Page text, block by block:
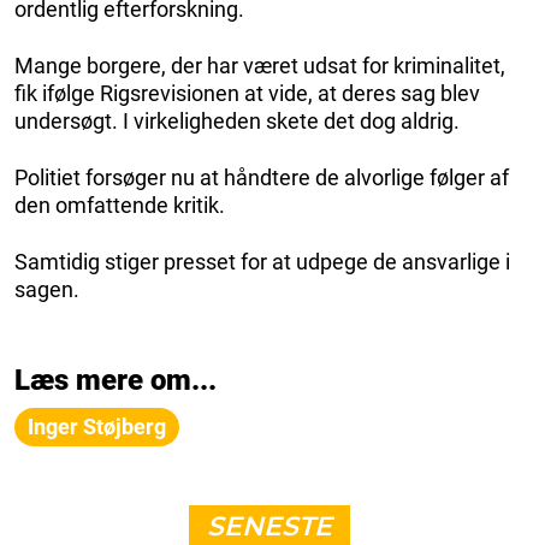
ordentlig efterforskning.
Mange borgere, der har været udsat for kriminalitet,
fik ifølge Rigsrevisionen at vide, at deres sag blev
undersøgt. I virkeligheden skete det dog aldrig.
Politiet forsøger nu at håndtere de alvorlige følger af
den omfattende kritik.
Samtidig stiger presset for at udpege de ansvarlige i
sagen.
Læs mere om...
Inger Støjberg
SENESTE